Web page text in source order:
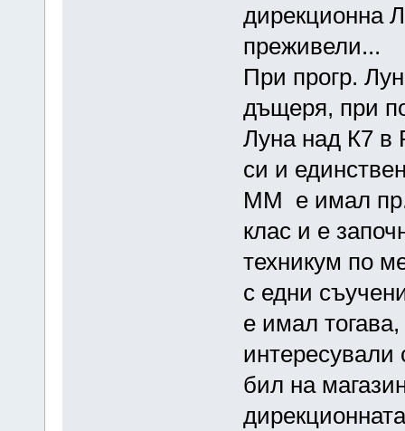
дирекционна
преживели...
При прогр.
дъщеря, при
Луна над К7 в
си и
ММ е имал пр.
клас и е
техникум по
с едни
е имал
интересували
бил на